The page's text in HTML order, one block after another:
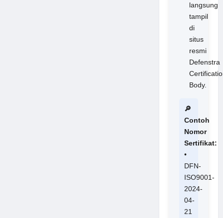
langsung
tampil
di
situs
resmi
Defenstra
Body.
🔎
Contoh
Nomor
Sertifikat:
•
DFN-
ISO9001-
2024-
04-
21